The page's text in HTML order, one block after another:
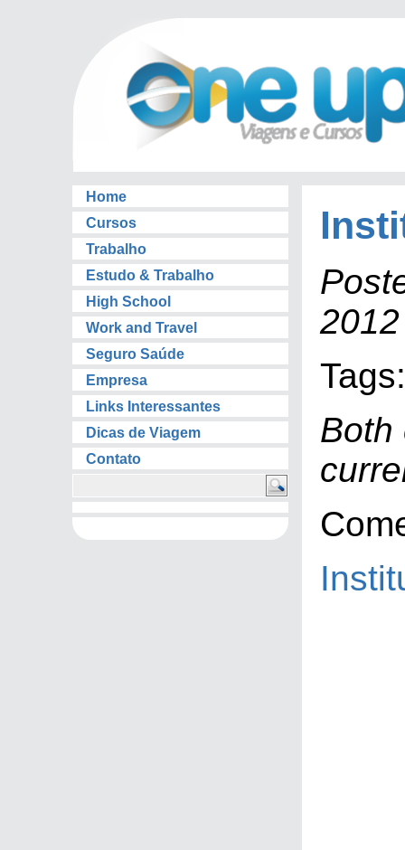
Home
Cursos
Trabalho
Estudo & Trabalho
High School
Work and Travel
Seguro Saúde
Empresa
Links Interessantes
Dicas de Viagem
Contato
Tags:
Both